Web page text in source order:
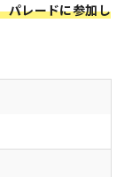
パレードに参加し